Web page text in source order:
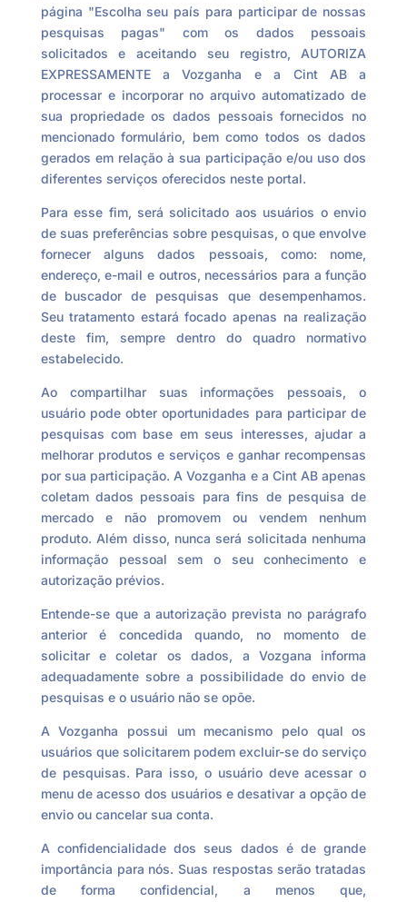
página "Escolha seu país para participar de nossas
pesquisas pagas" com os dados pessoais
solicitados e aceitando seu registro, AUTORIZA
EXPRESSAMENTE a Vozganha e a Cint AB a
processar e incorporar no arquivo automatizado de
sua propriedade os dados pessoais fornecidos no
mencionado formulário, bem como todos os dados
gerados em relação à sua participação e/ou uso dos
diferentes serviços oferecidos neste portal.
Para esse fim, será solicitado aos usuários o envio
de suas preferências sobre pesquisas, o que envolve
fornecer alguns dados pessoais, como: nome,
endereço, e-mail e outros, necessários para a função
de buscador de pesquisas que desempenhamos.
Seu tratamento estará focado apenas na realização
deste fim, sempre dentro do quadro normativo
estabelecido.
Ao compartilhar suas informações pessoais, o
usuário pode obter oportunidades para participar de
pesquisas com base em seus interesses, ajudar a
melhorar produtos e serviços e ganhar recompensas
por sua participação. A Vozganha e a Cint AB apenas
coletam dados pessoais para fins de pesquisa de
mercado e não promovem ou vendem nenhum
produto. Além disso, nunca será solicitada nenhuma
informação pessoal sem o seu conhecimento e
autorização prévios.
Entende-se que a autorização prevista no parágrafo
anterior é concedida quando, no momento de
solicitar e coletar os dados, a Vozgana informa
adequadamente sobre a possibilidade do envio de
pesquisas e o usuário não se opõe.
A Vozganha possui um mecanismo pelo qual os
usuários que solicitarem podem excluir-se do serviço
de pesquisas. Para isso, o usuário deve acessar o
menu de acesso dos usuários e desativar a opção de
envio ou cancelar sua conta.
A confidencialidade dos seus dados é de grande
importância para nós. Suas respostas serão tratadas
de forma confidencial, a menos que,